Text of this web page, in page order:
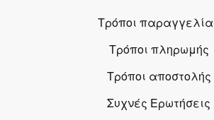
Τρόποι
Τρόποι πληρωμής
Τρόποι αποστολής
Συχνές Ερωτήσεις